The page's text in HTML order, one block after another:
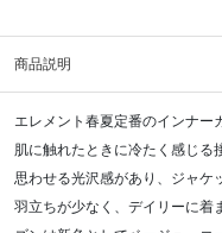
商品説明
エレメント春夏定番のインナー
肌に触れたときに冷たく感じる
思わせる光沢感があり、ジャケ
羽立ちが少なく、デイリーに着